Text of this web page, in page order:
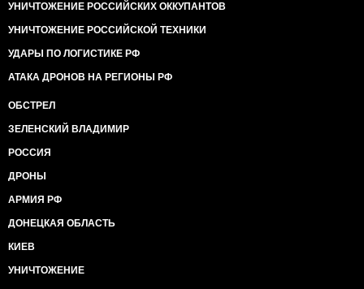
УНИЧТОЖЕНИЕ РОССИЙСКИХ ОККУПАНТОВ
УНИЧТОЖЕНИЕ РОССИЙСКОЙ ТЕХНИКИ
УДАРЫ ПО ЛОГИСТИКЕ РФ
АТАКА ДРОНОВ НА РЕГИОНЫ РФ
ОБСТРЕЛ
ЗЕЛЕНСКИЙ ВЛАДИМИР
РОССИЯ
ДРОНЫ
АРМИЯ РФ
ДОНЕЦКАЯ ОБЛАСТЬ
КИЕВ
УНИЧТОЖЕНИЕ